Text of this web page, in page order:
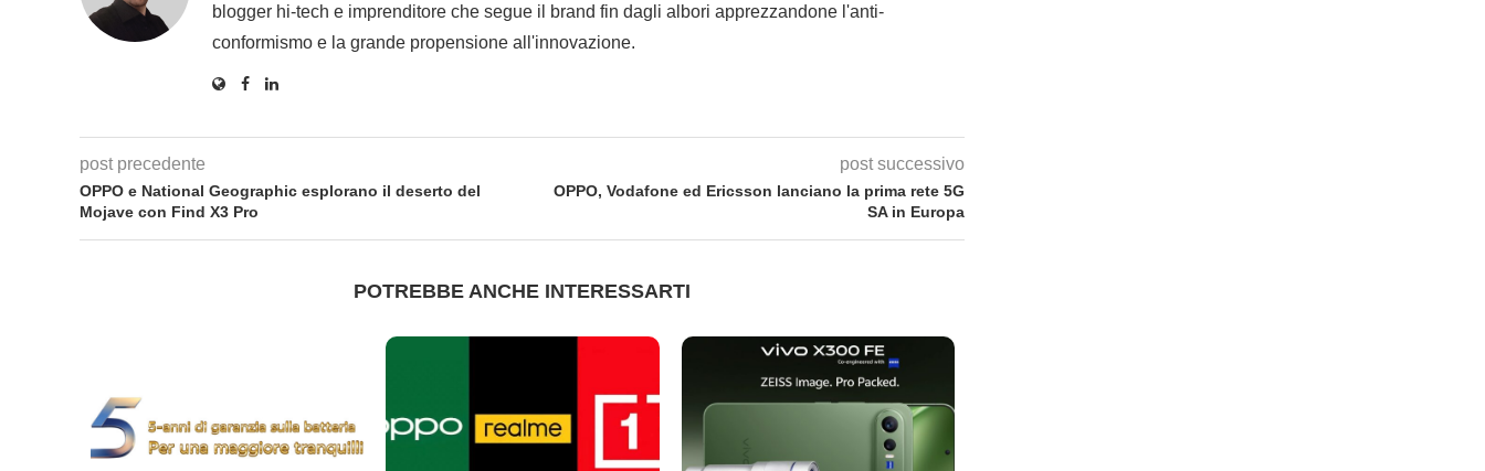
blogger hi-tech e imprenditore che segue il brand fin dagli albori apprezzandone l'anti-
conformismo e la grande propensione all'innovazione.
post precedente
OPPO e National Geographic esplorano il deserto del
Mojave con Find X3 Pro
post successivo
OPPO, Vodafone ed Ericsson lanciano la prima rete 5G
SA in Europa
POTREBBE ANCHE INTERESSARTI